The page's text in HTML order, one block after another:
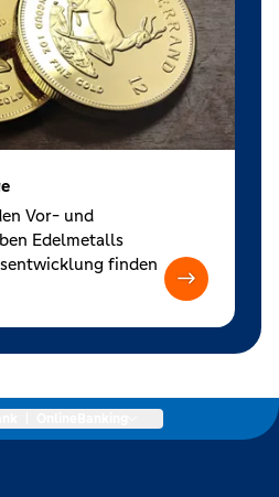
Vor- und
Edelmetalls
finden